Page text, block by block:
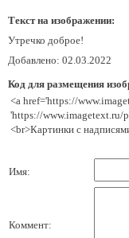
Текст на изображении:
Утречко доброе!
Добавлено: 02.03.2022
Код для размещения
<a href='https://
'https://www.imagetext.ru/
<br>Картинки с
Имя:
Коммент: